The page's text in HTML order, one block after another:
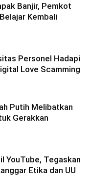
Banjir, Pemkot
Kembali
Personel Hadapi
Love Scamming
Putih Melibatkan
Gerakkan
YouTube, Tegaskan
Etika dan UU